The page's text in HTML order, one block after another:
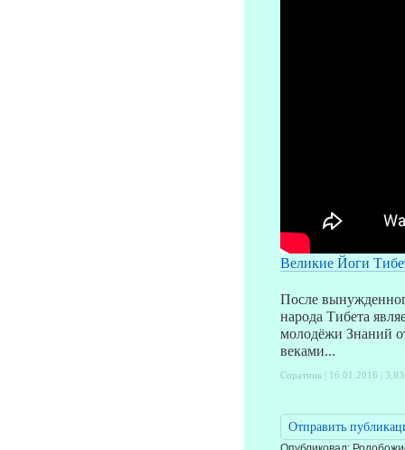
Великие Йоги
После
народа Тибета
молодёжи Знаний
веками...
Соратник | 16.01.2016 |
Отправить